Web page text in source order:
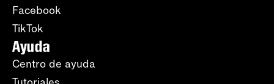
Facebook
TikTok
Ayuda
Centro de ayuda